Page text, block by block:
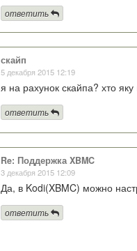
ответить
скайп
5 декабря 2015 12:19
я на рахунок скайпа? хто
ответить
Re: Поддержка XBMC
3 декабря 2015 12:09
Да, в Kodi(XBMC) можно
ответить